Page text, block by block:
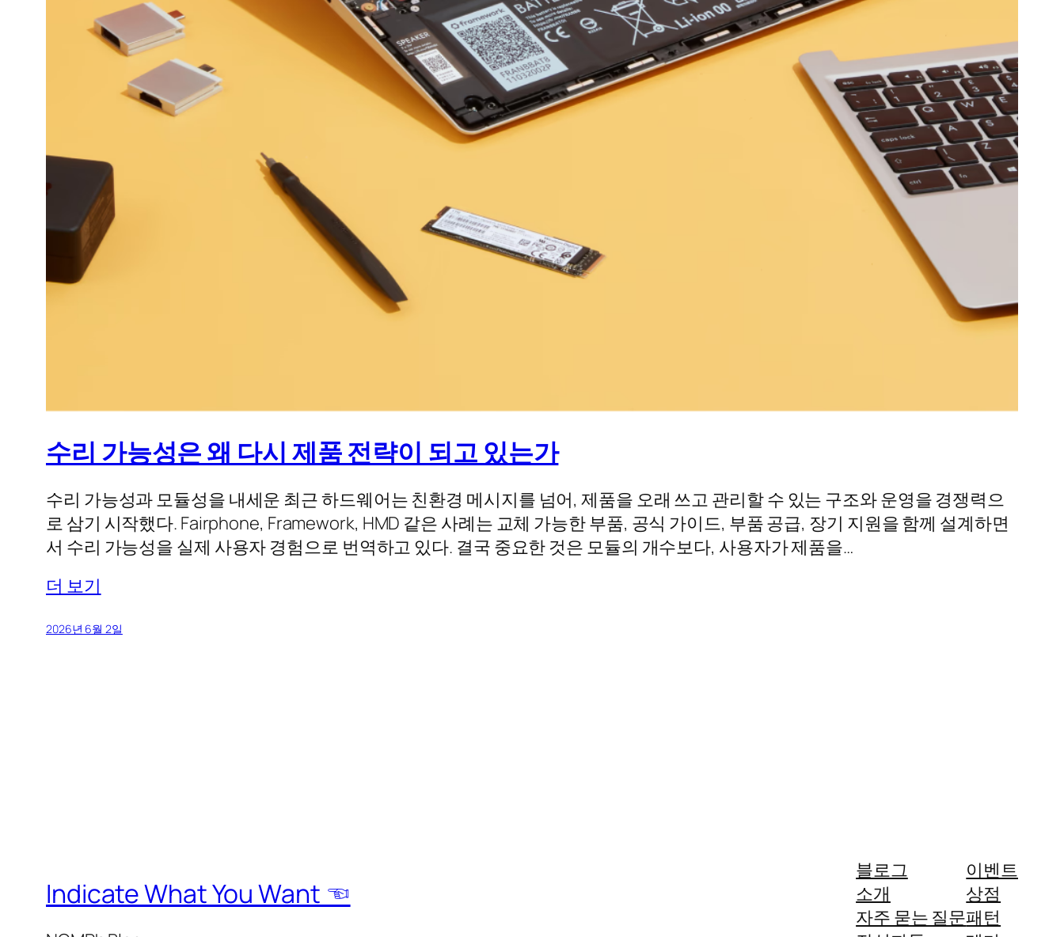
수리 가능성은 왜 다시 제품 전략이 되고 있는가
수리 가능성과 모듈성을 내세운 최근 하드웨어는 친환경 메시지를 넘어, 제품을 오래 쓰고 관리할 수 있는 구조와 운영을 경쟁력으
로 삼기 시작했다. Fairphone, Framework, HMD 같은 사례는 교체 가능한 부품, 공식 가이드, 부품 공급, 장기 지원을 함께 설계하면
서 수리 가능성을 실제 사용자 경험으로 번역하고 있다. 결국 중요한 것은 모듈의 개수보다, 사용자가 제품을…
더 보기
2026년 6월 2일
Indicate What You Want ☜
블로그
소개
자주 묻는 질문
이벤트
상점
패턴